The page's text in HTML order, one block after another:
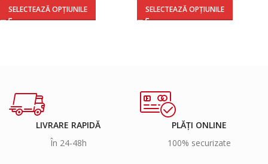
SELECTEAZĂ OPȚIUNILE SELECTEAZĂ OPȚIUNILE
LIVRARE RAPIDĂ
În 24-48h
PLĂȚI ONLINE
100% securizate